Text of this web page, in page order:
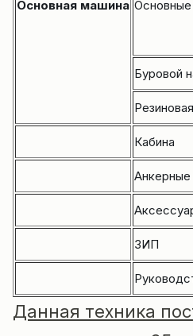
Основная машина Основные
Буровой
Кабина
Анкерные
ЗИП
Данная техника